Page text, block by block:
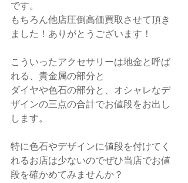
です。
もちろん他店圧倒高価買取させて頂き
ました！ありがとうございます！
こういったアクセサリーは地金と呼ば
れる、貴金属の部分と
ダイヤや色石の部分と、オシャレなデ
ザインの三点の合計でお値段をお出し
します。
特に色石やデザインに値段を付けてく
れるお店は少ないのでぜひ当店でお値
段を確かめてみませんか？